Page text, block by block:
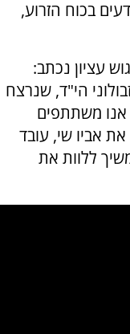
בכוח הזרוע,
עציון נכתב:
הי"ד, שנרצח
אנו משתתפים
אביו שי, עובד
ללוות את